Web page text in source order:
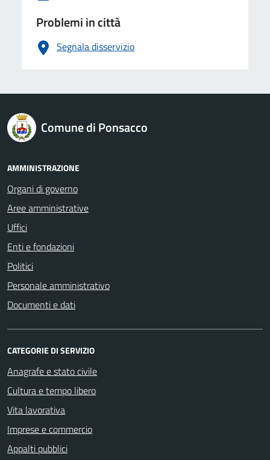
Problemi in città
Segnala disservizio
logo Unione Europea
Comune di Ponsacco
AMMINISTRAZIONE
Organi di governo
Aree amministrative
Uffici
Enti e fondazioni
Politici
Personale amministrativo
Documenti e dati
CATEGORIE DI SERVIZIO
Anagrafe e stato civile
Cultura e tempo libero
Vita lavorativa
Imprese e commercio
Appalti pubblici